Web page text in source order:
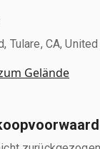
Tulare, CA,
Gelände